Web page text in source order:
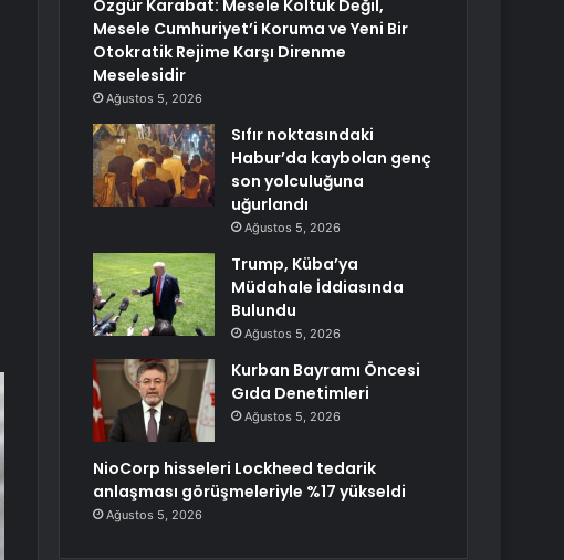
Özgür Karabat: Mesele Koltuk Değil,
Mesele Cumhuriyet’i Koruma ve Yeni Bir
Otokratik Rejime Karşı Direnme
Meselesidir
Ağustos 5, 2026
Sıfır noktasındaki
Habur’da kaybolan genç
son yolculuğuna
uğurlandı
Ağustos 5, 2026
Trump, Küba’ya
Müdahale İddiasında
Bulundu
Ağustos 5, 2026
Kurban Bayramı Öncesi
Gıda Denetimleri
Ağustos 5, 2026
NioCorp hisseleri Lockheed tedarik
anlaşması görüşmeleriyle %17 yükseldi
Ağustos 5, 2026